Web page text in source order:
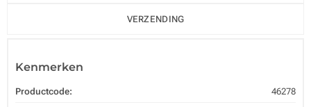
VERZENDING
Kenmerken
Productcode: 46278